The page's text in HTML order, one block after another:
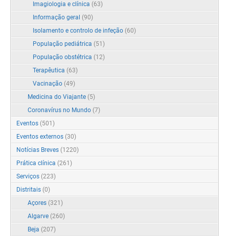
Imagiologia e clínica (63)
Informação geral (90)
Isolamento e controlo de infeção (60)
População pediátrica (51)
População obstétrica (12)
Terapêutica (63)
Vacinação (49)
Medicina do Viajante (5)
Coronavírus no Mundo (7)
Eventos (501)
Eventos externos (30)
Notícias Breves (1220)
Prática clínica (261)
Serviços (223)
Distritais (0)
Açores (321)
Algarve (260)
Beja (207)